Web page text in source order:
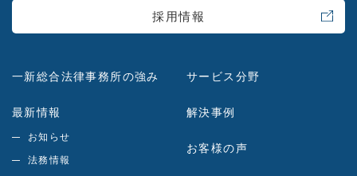
採用情報
一新総合法律事務所の強み
最新情報
お知らせ
法務情報
サービス分野
解決事例
お客様の声